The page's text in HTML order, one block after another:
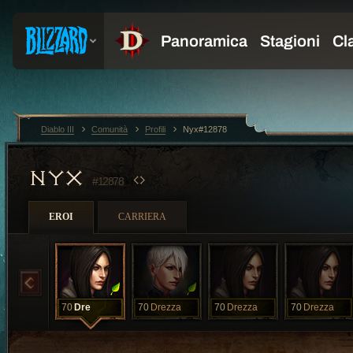
NYX #12878
EROI CARRIERA
70 Dre 70 Drezza 70 Drezza 70 Drezza
Diablo III Comunità Profili Nyx#12878